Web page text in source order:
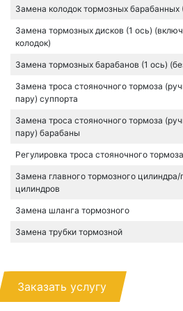
Замена колодок тормозных барабанных
Замена тормозных дисков (1 ось)
колодок)
Замена тормозных барабанов (1 ось)
Замена троса стояночного тормоза
пару) суппорта
Замена троса стояночного тормоза
пару) барабаны
Регулировка троса стояночного
Замена главного тормозного цилиндра/
цилиндров
Замена шланга тормозного
Замена трубки тормозной
Заказать услугу